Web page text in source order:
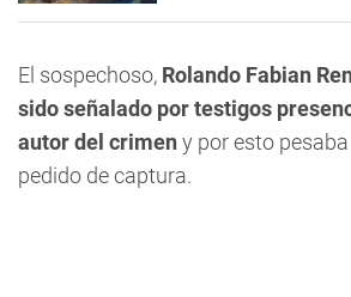
El sospechoso, Rolando Fabian
sido señalado por testigos
autor del crimen y por esto
pedido de captura.